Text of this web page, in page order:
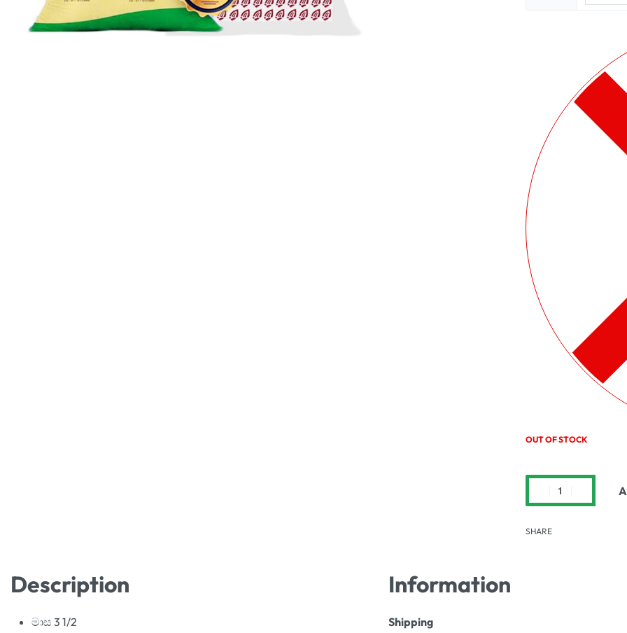
OUT OF STOCK
SHARE
Description
මාස 3 1/2
Information
Shipping